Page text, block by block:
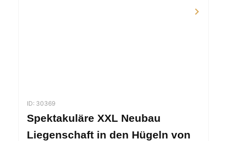
ID: 30369
Spektakuläre XXL Neubau
Liegenschaft in den Hügeln von